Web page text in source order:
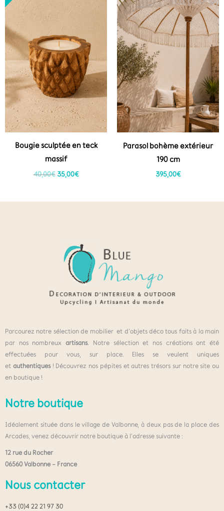
Bougie sculptée en teck
massif
40,00€ 35,00€
Parasol bohème extérieur
190 cm
395,00€
Parcourez notre sélection de mobilier et d’objets déco tous faits à la main
par nos nombreuxartisans. Notre sélection et nos créations ont été
effectuées pour vous, sur place. Elles se veulent uniques
et authentiques! Découvrez nos pépites et autres trésors sur notre site ou
en boutique !
Notre boutique
Idéalement située dans le village de Valbonne, à deux pas de la place des
Arcades, venez découvrir notre boutique à l’adresse suivante :
12 rue du Rocher
06560 Valbonne – France
Nous contacter
+33 (0)4 22 21 97 30